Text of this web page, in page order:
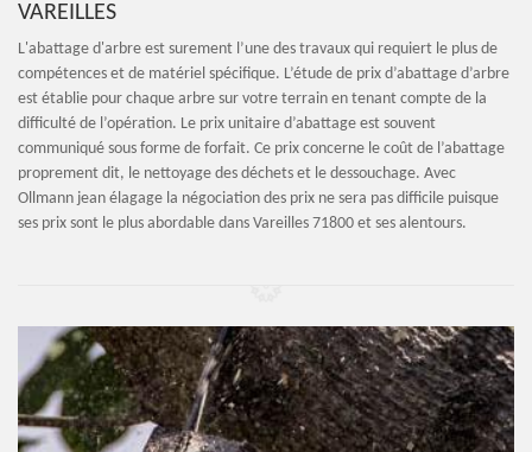
VAREILLES
L'abattage d'arbre est surement l’une des travaux qui requiert le plus de
compétences et de matériel spécifique. L’étude de prix d’abattage d’arbre
est établie pour chaque arbre sur votre terrain en tenant compte de la
difficulté de l’opération. Le prix unitaire d’abattage est souvent
communiqué sous forme de forfait. Ce prix concerne le coût de l’abattage
proprement dit, le nettoyage des déchets et le dessouchage. Avec
Ollmann jean élagage la négociation des prix ne sera pas difficile puisque
ses prix sont le plus abordable dans Vareilles 71800 et ses alentours.